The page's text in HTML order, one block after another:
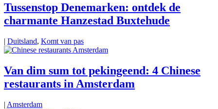
Tussenstop Denemarken: ontdek de
charmante Hanzestad Buxtehude
| Duitsland, Komt van pas
Van dim sum tot pekingeend: 4 Chinese
restaurants in Amsterdam
| Amsterdam